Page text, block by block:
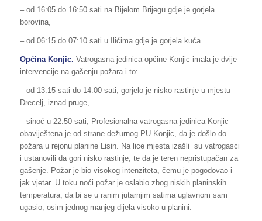
– od 16:05 do 16:50 sati na Bijelom Brijegu gdje je gorjela
borovina,
– od 06:15 do 07:10 sati u Ilićima gdje je gorjela kuća.
Općina Konjic. Vatrogasna jedinica općine Konjic imala je dvije
intervencije na gašenju požara i to:
– od 13:15 sati do 14:00 sati, gorjelo je nisko rastinje u mjestu
Drecelj, iznad pruge,
– sinoć u 22:50 sati, Profesionalna vatrogasna jedinica Konjic
obaviještena je od strane dežurnog PU Konjic, da je došlo do
požara u rejonu planine Lisin. Na lice mjesta izašli su vatrogasci
i ustanovili da gori nisko rastinje, te da je teren nepristupačan za
gašenje. Požar je bio visokog intenziteta, čemu je pogodovao i
jak vjetar. U toku noći požar je oslabio zbog niskih planinskih
temperatura, da bi se u ranim jutarnjim satima uglavnom sam
ugasio, osim jednog manjeg dijela visoko u planini.